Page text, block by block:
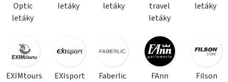
Optic
letáky
letáky
letáky
travel
letáky
letáky
EXIMtours
EXIsport
Faberlic
FAnn
Filson